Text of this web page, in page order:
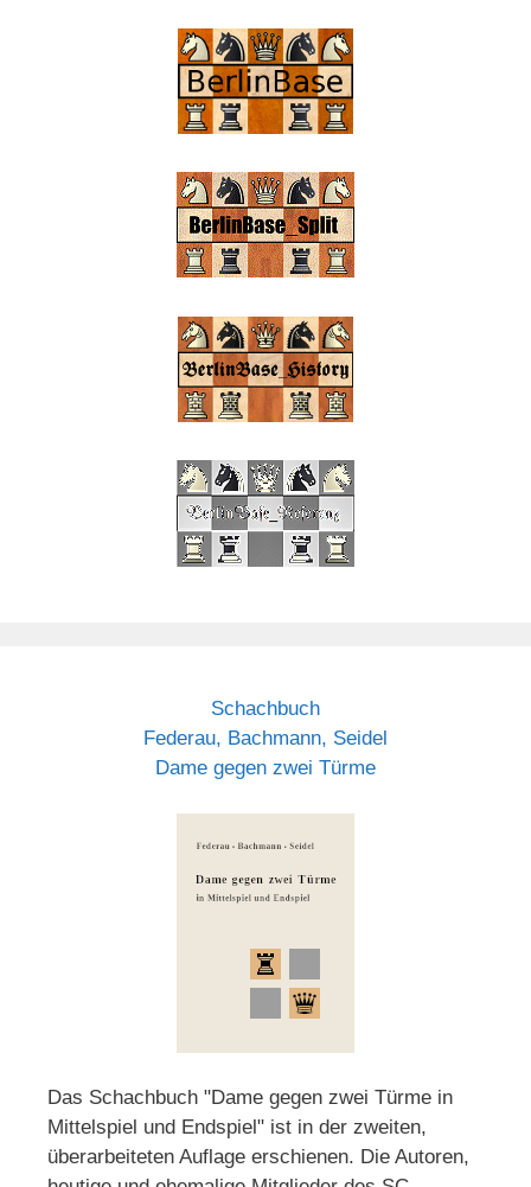
Schachbuch
Federau, Bachmann, Seidel
Dame gegen zwei Türme
Das Schachbuch "Dame gegen zwei Türme in
Mittelspiel und Endspiel" ist in der zweiten,
überarbeiteten Auflage erschienen. Die Autoren,